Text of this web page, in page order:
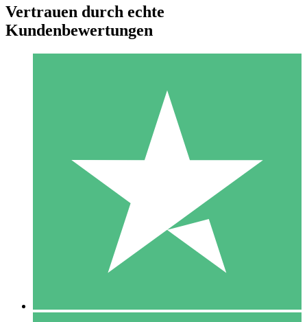
Individuelle Credit-Pakete
Zahlen Sie nach Bedarf mit Download-Credits. Keine
monatliche Verpflichtung erforderlich.
10 00
Vertrauen durch echte
Kundenbewertungen